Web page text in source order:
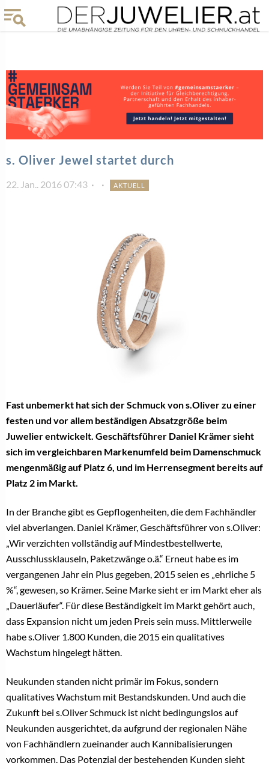
s. Oliver Jewel startet durch
22. Jan.. 2016 07:43 AKTUELL
Fast unbemerkt hat sich der Schmuck von s.Oliver zu einer
festen und vor allem beständigen Absatzgröße beim
Juwelier entwickelt. Geschäftsführer Daniel Krämer sieht
sich im vergleichbaren Markenumfeld beim Damenschmuck
mengenmäßig auf Platz 6, und im Herrensegment bereits auf
Platz 2 im Markt.
In der Branche gibt es Gepflogenheiten, die dem Fachhändler
viel abverlangen. Daniel Krämer, Geschäftsführer von s.Oliver:
„Wir verzichten vollständig auf Mindestbestellwerte,
Ausschlussklauseln, Paketzwänge o.ä.“ Erneut habe es im
vergangenen Jahr ein Plus gegeben, 2015 seien es „ehrliche 5
%“, gewesen, so Krämer. Seine Marke sieht er im Markt eher als
„Dauerläufer“. Für diese Beständigkeit im Markt gehört auch,
dass Expansion nicht um jeden Preis sein muss. Mittlerweile
habe s.Oliver 1.800 Kunden, die 2015 ein qualitatives
Wachstum hingelegt hätten.
Neukunden standen nicht primär im Fokus, sondern
qualitatives Wachstum mit Bestandskunden. Und auch die
Zukunft bei s.Oliver Schmuck ist nicht bedingungslos auf
Neukunden ausgerichtet, da aufgrund der regionalen Nähe
von Fachhändlern zueinander auch Kannibalisierungen
vorkommen. Das Potenzial der bestehenden Kunden sieht